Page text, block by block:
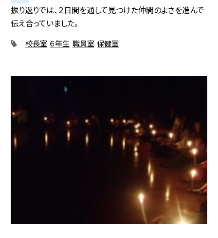
振り返りでは、２日間を通して見つけた仲間のよさを進んで
伝え合っていました。
校長室 ６年生 職員室 保健室